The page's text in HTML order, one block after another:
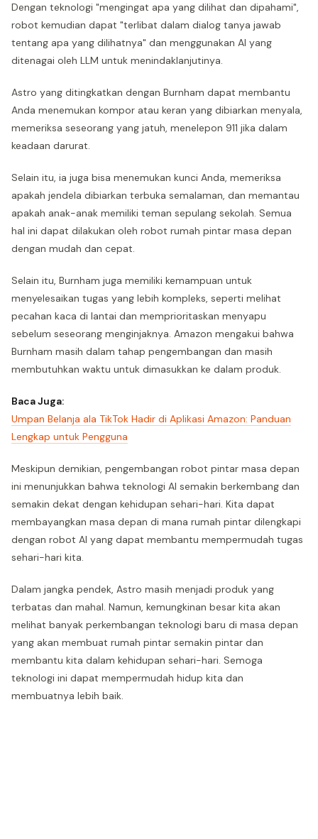
Dengan teknologi "mengingat apa yang dilihat dan dipahami",
robot kemudian dapat "terlibat dalam dialog tanya jawab
tentang apa yang dilihatnya" dan menggunakan AI yang
ditenagai oleh LLM untuk menindaklanjutinya.
Astro yang ditingkatkan dengan Burnham dapat membantu
Anda menemukan kompor atau keran yang dibiarkan menyala,
memeriksa seseorang yang jatuh, menelepon 911 jika dalam
keadaan darurat.
Selain itu, ia juga bisa menemukan kunci Anda, memeriksa
apakah jendela dibiarkan terbuka semalaman, dan memantau
apakah anak-anak memiliki teman sepulang sekolah. Semua
hal ini dapat dilakukan oleh robot rumah pintar masa depan
dengan mudah dan cepat.
Selain itu, Burnham juga memiliki kemampuan untuk
menyelesaikan tugas yang lebih kompleks, seperti melihat
pecahan kaca di lantai dan memprioritaskan menyapu
sebelum seseorang menginjaknya. Amazon mengakui bahwa
Burnham masih dalam tahap pengembangan dan masih
membutuhkan waktu untuk dimasukkan ke dalam produk.
Baca Juga:
Umpan Belanja ala TikTok Hadir di Aplikasi Amazon: Panduan
Lengkap untuk Pengguna
Meskipun demikian, pengembangan robot pintar masa depan
ini menunjukkan bahwa teknologi AI semakin berkembang dan
semakin dekat dengan kehidupan sehari-hari. Kita dapat
membayangkan masa depan di mana rumah pintar dilengkapi
dengan robot AI yang dapat membantu mempermudah tugas
sehari-hari kita.
Dalam jangka pendek, Astro masih menjadi produk yang
terbatas dan mahal. Namun, kemungkinan besar kita akan
melihat banyak perkembangan teknologi baru di masa depan
yang akan membuat rumah pintar semakin pintar dan
membantu kita dalam kehidupan sehari-hari. Semoga
teknologi ini dapat mempermudah hidup kita dan
membuatnya lebih baik.